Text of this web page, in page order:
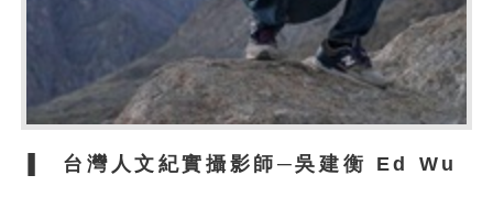
台灣人文紀實攝影師─吳建衡 Ed Wu